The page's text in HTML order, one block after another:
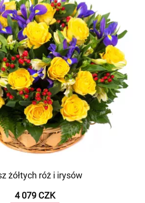
żółtych róż i irysów
4 079 CZK